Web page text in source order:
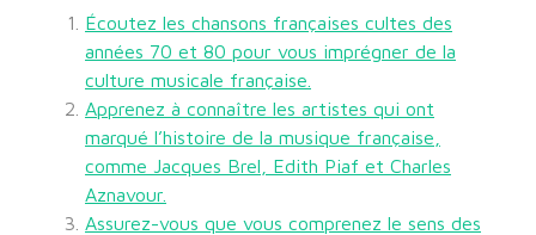
Écoutez les chansons françaises cultes des
années 70 et 80 pour vous imprégner de la
culture musicale française.
Apprenez à connaître les artistes qui ont
marqué l’histoire de la musique française,
comme Jacques Brel, Edith Piaf et Charles
Aznavour.
Assurez-vous que vous comprenez le sens des